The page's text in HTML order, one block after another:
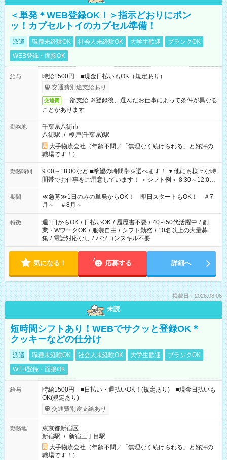
＜単発＊WEB登録OK！＞指示どおりにポン
ッ！カプセルトイのカプセル準備！
派遣 職種未経験OK 社会人未経験OK 大学生歓迎
ブランクOK
WEB登録・面接OK
給与
時給1500円 ■現金日払いもOK（規定あり）
交通費別途支給あり
交通費
一部支給 ※登録後、選んだお仕事によって条件が異なる
ことがあります
勤務地
千葉県八街市
八街駅 / 榎戸(千葉県)駅
大手物流会社（年齢不問／「無理なく続けられる」と好評の
職場です！）
勤務時間
9:00～18:00など ■希望の時間帯を選べます！ ▼他にも様々な時
間帯でお仕事をご用意しています！ ＜シフト例＞ 8:30～12:00
17:00～22:00 13:00～22:00 22:00～翌6:00 など
期間
≪急募≫1日のみの単発からOK！ 即日スタートもOK！ ＃7
月～ ＃8月～
特徴 週1日からOK / 日払いOK / 履歴書不要 / 40～50代活躍中 / 副
業・WワークOK / 服装自由 / シフト勤務 / 10名以上の大量募
集 / 電話対応なし / パソコンスキル不要
気になる！ 応募する 詳細へ
掲載日：2026.08.06
未読
短時間シフトあり！WEBでサクッと登録OK＊
クッキーなどの仕分け
派遣 職種未経験OK 社会人未経験OK 大学生歓迎
ブランクOK
WEB登録・面接OK
給与
時給1500円 ■日払い・週払いOK！(規定あり) ■現金日払いも
OK(規定あり)
交通費別途支給あり
勤務地
東京都新宿区
新宿駅 / 新宿三丁目駅
大手物流会社（年齢不問／「無理なく続けられる」と好評の
職場です！）